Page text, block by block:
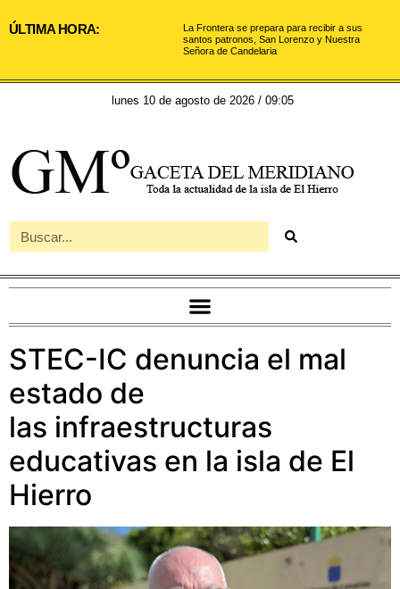
ÚLTIMA HORA:
La Frontera se prepara para recibir a sus
santos patronos, San Lorenzo y Nuestra
Señora de Candelaria
lunes 10 de agosto de 2026 / 09:05
STEC-IC denuncia el mal
estado de
las infraestructuras
educativas en la isla de El
Hierro